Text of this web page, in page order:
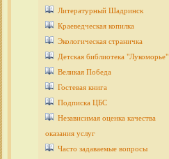
Литературный Шадринск
Краеведческая копилка
Экологическая страничка
Детcкая библиотека "Лукоморье"
Великая Победа
Гостевая книга
Подписка ЦБС
Независимая оценка качества
оказания услуг
Часто задаваемые вопросы